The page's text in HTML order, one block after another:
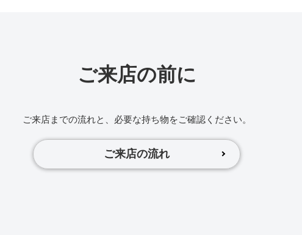
ご来店の前に
ご来店までの流れと、必要な持ち物をご確認ください。
ご来店の流れ